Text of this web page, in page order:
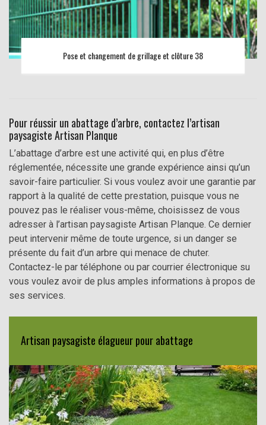
Pose et changement de grillage et clôture 38
Pour réussir un abattage d’arbre, contactez l’artisan
paysagiste Artisan Planque
L’abattage d’arbre est une activité qui, en plus d’être
réglementée, nécessite une grande expérience ainsi qu’un
savoir-faire particulier. Si vous voulez avoir une garantie par
rapport à la qualité de cette prestation, puisque vous ne
pouvez pas le réaliser vous-même, choisissez de vous
adresser à l’artisan paysagiste Artisan Planque. Ce dernier
peut intervenir même de toute urgence, si un danger se
présente du fait d’un arbre qui menace de chuter.
Contactez-le par téléphone ou par courrier électronique su
vous voulez avoir de plus amples informations à propos de
ses services.
Artisan paysagiste élagueur pour abattage